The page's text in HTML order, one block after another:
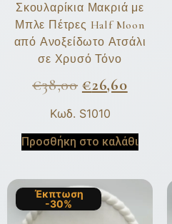
Σκουλαρίκια Μακριά με
Μπλε Πέτρες Half Moon
από Ανοξείδωτο Ατσάλι
σε Χρυσό Τόνο
€38,00 €26,60
Κωδ. S1010
Προσθήκη στο καλάθι
Έκπτωση
-30%